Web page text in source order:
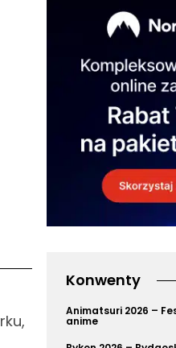
Konwenty
Animatsuri 2026 –
anime